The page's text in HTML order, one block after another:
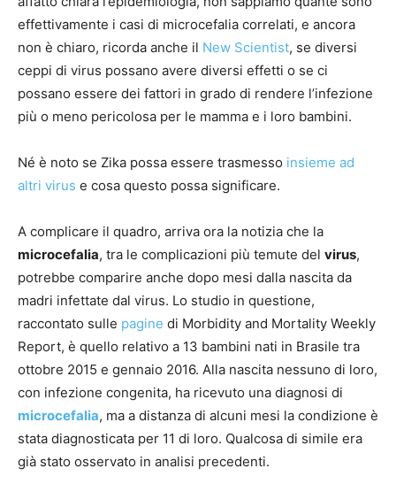
effettivamente i casi di microcefalia correlati, e ancora
non è chiaro, ricorda anche il New Scientist, se diversi
ceppi di virus possano avere diversi effetti o se ci
possano essere dei fattori in grado di rendere l’infezione
più o meno pericolosa per le mamma e i loro bambini.
Né è noto se Zika possa essere trasmesso insieme ad
altri virus e cosa questo possa significare.
A complicare il quadro, arriva ora la notizia che la
microcefalia, tra le complicazioni più temute del virus,
potrebbe comparire anche dopo mesi dalla nascita da
madri infettate dal virus. Lo studio in questione,
raccontato sulle pagine di Morbidity and Mortality Weekly
Report, è quello relativo a 13 bambini nati in Brasile tra
ottobre 2015 e gennaio 2016. Alla nascita nessuno di loro,
con infezione congenita, ha ricevuto una diagnosi di
microcefalia, ma a distanza di alcuni mesi la condizione è
stata diagnosticata per 11 di loro. Qualcosa di simile era
già stato osservato in analisi precedenti.